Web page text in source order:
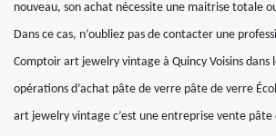
nouveau, son achat nécessite une maitrise totale
Dans ce cas, n’oubliez pas de contacter une
Comptoir art jewelry vintage à Quincy Voisins dans
opérations d’achat pâte de verre pâte de verre
art jewelry vintage c’est une entreprise vente pâte